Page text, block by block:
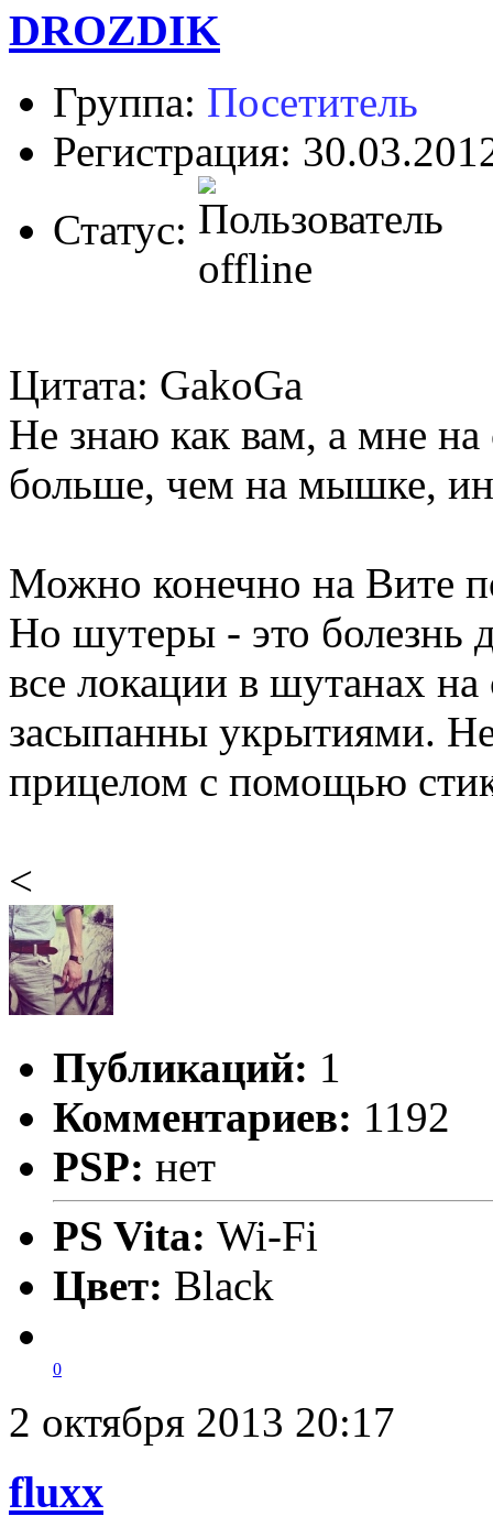
DROZDIK
Группа: Посетитель
Регистрация:
Статус:
Цитата: GakoGa
Не знаю как вам, а мне
больше, чем на мышке,
Можно конечно на Вите
Но шутеры - это болезнь
все локации в шутанах на
засыпанны укрытиями.
прицелом с помощью
<
Публикаций: 1
Комментариев: 1192
PSP: нет
PS Vita: Wi-Fi
Цвет: Black
0
2 октября 2013 20:17
fluxx